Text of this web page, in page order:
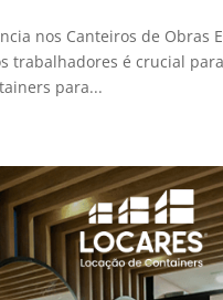
nos Canteiros de
é crucial
para...